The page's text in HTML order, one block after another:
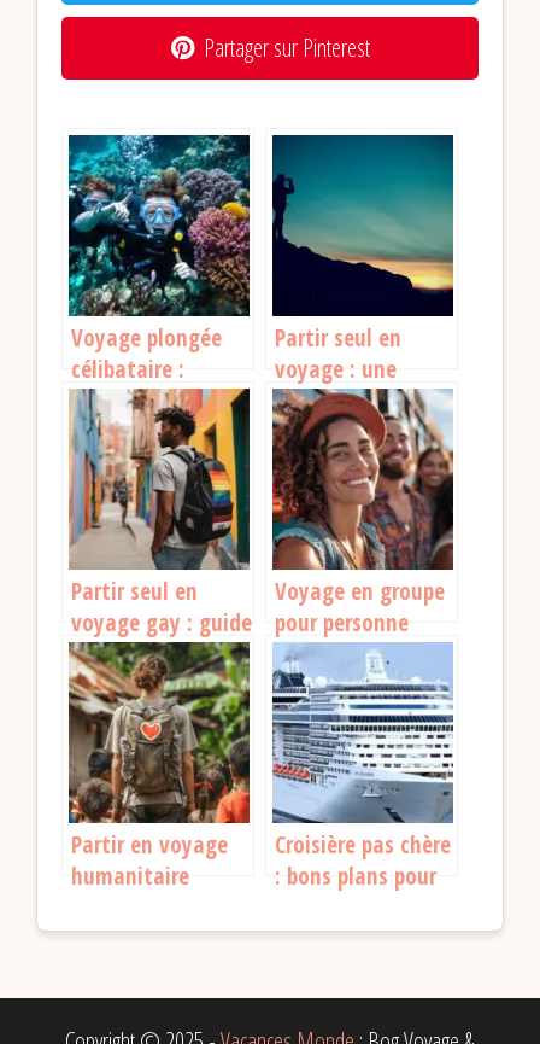
Partager sur Pinterest
Voyage plongée
célibataire :
Plongez seul,
remontez avec une
tribu
Partir seul en
voyage : une
expérience à vivre
au moins une fois
Partir seul en
voyage gay : guide
et conseils
Voyage en groupe
pour personne
seule : une
aventure faite
pour vous !
Partir en voyage
humanitaire
que vous devez
Croisière pas chère
: bons plans pour
ruiner